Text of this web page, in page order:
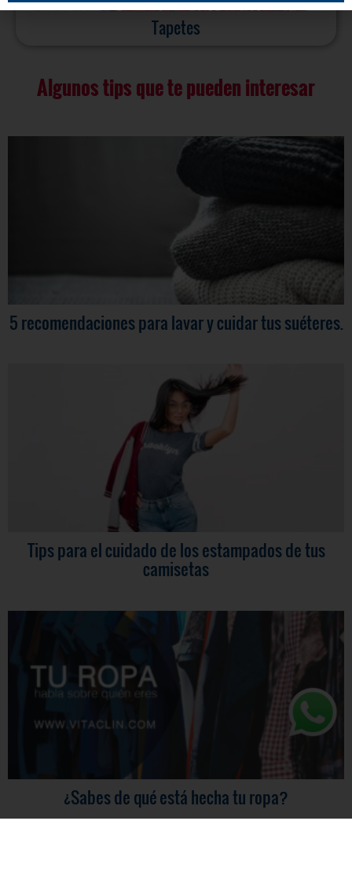
Tapetes
Algunos tips que te pueden interesar
5 recomendaciones para lavar y cuidar tus suéteres.
Tips para el cuidado de los estampados de tus
camisetas
¿Sabes de qué está hecha tu ropa?